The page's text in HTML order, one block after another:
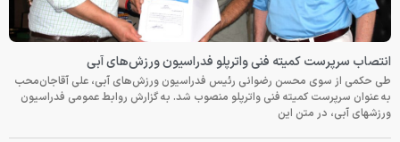
انتصاب سرپرست کمیته فنی واترپلو فدراسیون ورزش‌های آبی
طی حکمی از سوی محسن رضوانی رئیس فدراسیون ورزش‌های آبی، علی آقاجان‌محب
به عنوان سرپرست کمیته فنی واترپلو منصوب شد. به گزارش روابط عمومی فدراسیون
ورزشهای آبی، در متن این